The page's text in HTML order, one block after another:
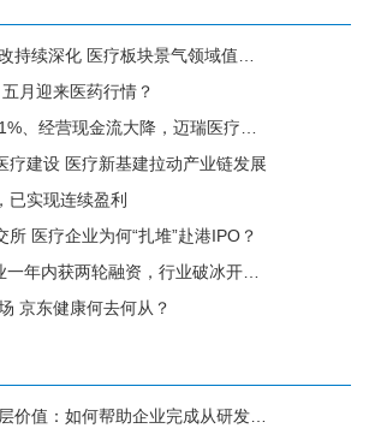
续深化 医疗板块景气领域值得关注
月迎来医药行情？
现金流大降，迈瑞医疗跌超8%| 公司观察
疗建设 医疗新基建拉动产业链发展
已实现连续盈利
所 医疗企业为何“扎堆”赴港IPO？
年内获两轮融资，行业破冰开始？
京东健康何去何从？
何帮助企业完成从研发实力到资本价值的有效转化